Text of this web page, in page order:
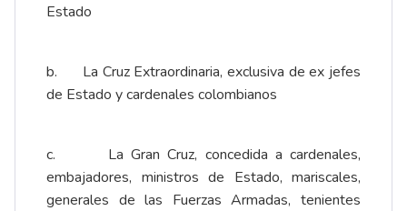
Estado
b. La Cruz Extraordinaria, exclusiva de ex jefes
de Estado y cardenales colombianos
c. La Gran Cruz, concedida a cardenales,
embajadores, ministros de Estado, mariscales,
generales de las Fuerzas Armadas, tenientes